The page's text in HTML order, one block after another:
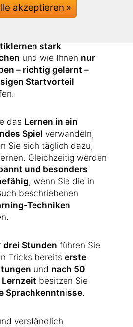
.
stark
und wie Ihnen nur
– richtig gelernt –
Startvorteil
das Lernen in ein
Spiel verwandeln,
Sie sich täglich dazu,
Gleichzeitig werden
und besonders
, wenn Sie die in
beschriebenen
Techniken
drei Stunden führen Sie
Tricks bereits erste
und nach 50
besitzen Sie
Sprachkenntnisse.
verständlich
akzeptieren »